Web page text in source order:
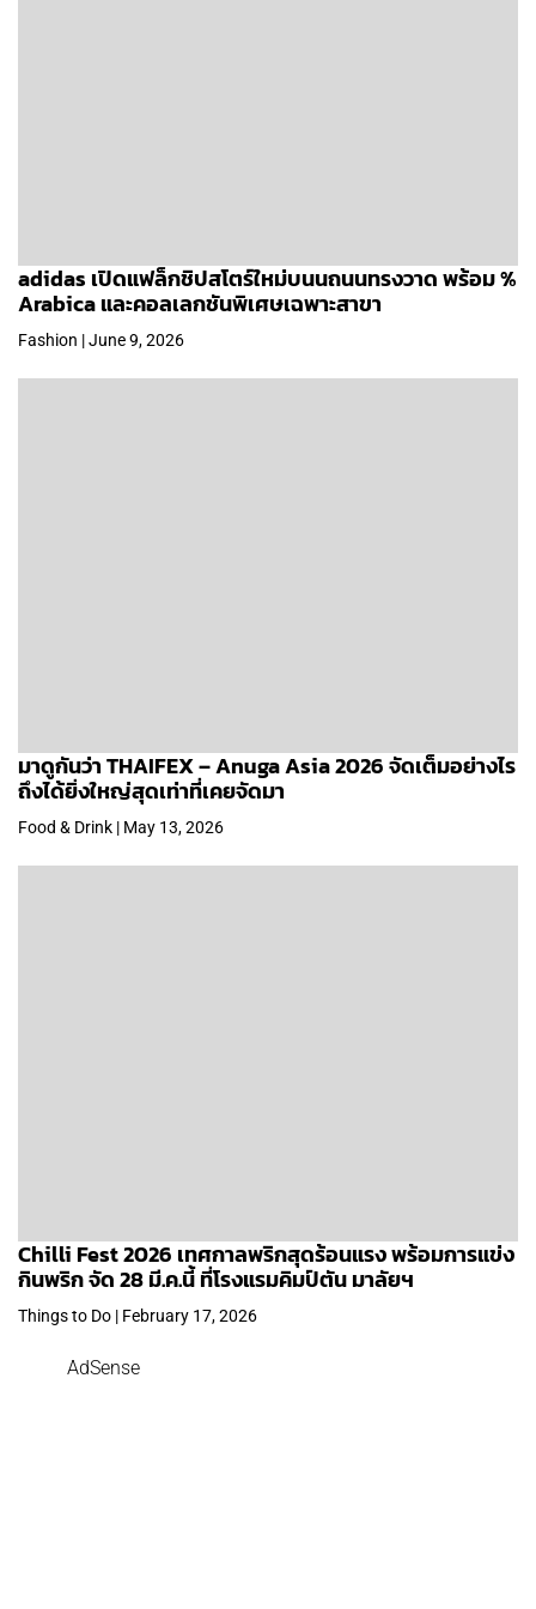
adidas เปิดแฟล็กชิปสโตร์ใหม่บนนถนนทรงวาด พร้อม %
Arabica และคอลเลกชันพิเศษเฉพาะสาขา
Fashion | June 9, 2026
มาดูกันว่า THAIFEX – Anuga Asia 2026 จัดเต็มอย่างไร
ถึงได้ยิ่งใหญ่สุดเท่าที่เคยจัดมา
Food & Drink | May 13, 2026
Chilli Fest 2026 เทศกาลพริกสุดร้อนแรง พร้อมการแข่ง
กินพริก จัด 28 มี.ค.นี้ ที่โรงแรมคิมป์ตัน มาลัยฯ
Things to Do | February 17, 2026
AdSense